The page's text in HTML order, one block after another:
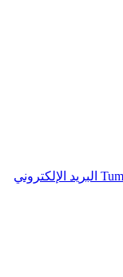
البريد الإلكتروني